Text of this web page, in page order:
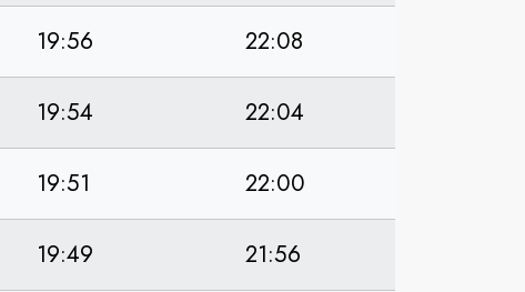
19:56 22:08
19:54 22:04
19:51 22:00
19:49 21:56